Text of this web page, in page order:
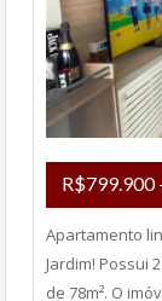
R$799.900
Apartamento
Jardim! Possui
de 78m². O